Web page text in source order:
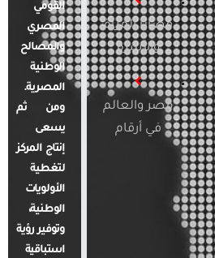
قضايا المرأة
والأسرة
مصر والعالم
في أرقام
القومي
المصري
والمصالح
الوطنية
المصرية.
ومن ثم
يسعى
إنتاج المركز
لتغطية
الأولويات
الوطنية،
وتوفير رؤية
استباقية